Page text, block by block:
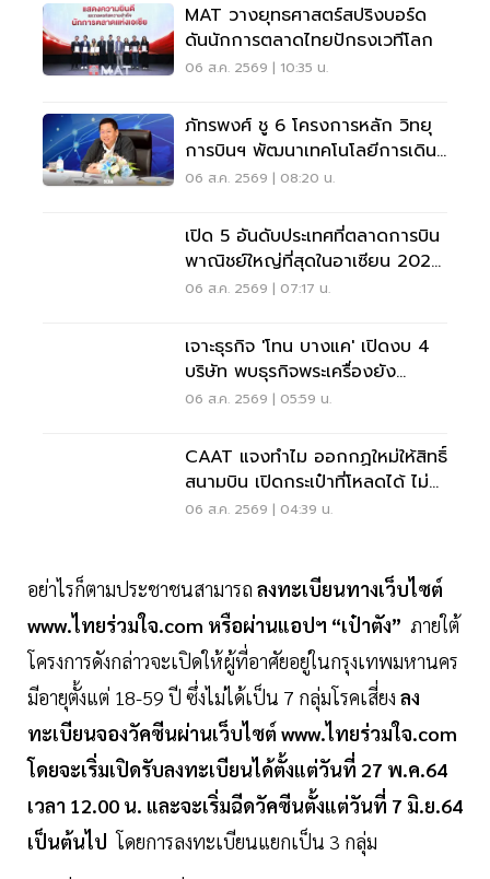
MAT วางยุทธศาสตร์สปริงบอร์ด
ดันนักการตลาดไทยปักธงเวทีโลก
06 ส.ค. 2569 | 10:35 น.
ภัทรพงศ์ ชู 6 โครงการหลัก วิทยุ
การบินฯ พัฒนาเทคโนโลยีการเดิน
อากาศ การบินยุคใหม่
06 ส.ค. 2569 | 08:20 น.
เปิด 5 อันดับประเทศที่ตลาดการบิน
พาณิชย์ใหญ่ที่สุดในอาเซียน 2026
เวียดนามแซงไทยแล้ว
06 ส.ค. 2569 | 07:17 น.
เจาะธุรกิจ 'โทน บางแค' เปิดงบ 4
บริษัท พบธุรกิจพระเครื่องยัง
ขาดทุน
06 ส.ค. 2569 | 05:59 น.
CAAT แจงทำไม ออกกฏใหม่ให้สิทธิ์
สนามบิน เปิดกระเป๋าที่โหลดได้ ไม่
ต้องเรียกเจ้าของ
06 ส.ค. 2569 | 04:39 น.
อย่าไรก็ตามประชาชนสามารถ ลงทะเบียนทางเว็บไซต์
www.ไทยร่วมใจ.com หรือผ่านแอปฯ “เป๋าตัง” ภายใต้
โครงการดังกล่าวจะเปิดให้ผู้ที่อาศัยอยู่ในกรุงเทพมหานคร
มีอายุตั้งแต่ 18-59 ปี ซึ่งไม่ได้เป็น 7 กลุ่มโรคเสี่ยง ลง
ทะเบียนจองวัคซีนผ่านเว็บไซต์ www.ไทยร่วมใจ.com
โดยจะเริ่มเปิดรับลงทะเบียนได้ตั้งแต่วันที่ 27 พ.ค.64
เวลา 12.00 น. และจะเริ่มฉีดวัคซีนตั้งแต่วันที่ 7 มิ.ย.64
เป็นต้นไป โดยการลงทะเบียนแยกเป็น 3 กลุ่ม